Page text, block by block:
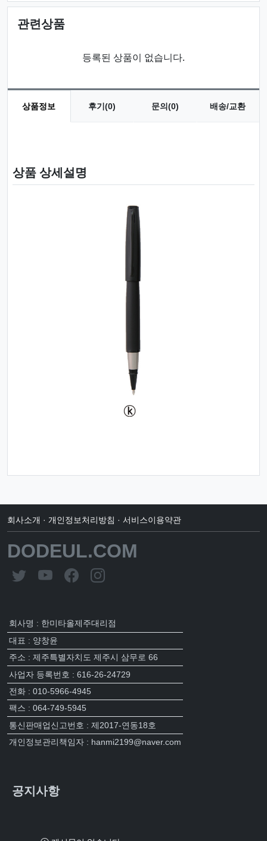
관련상품
등록된 상품이 없습니다.
상품정보 후기(0) 문의(0) 배송/교환
상품 상세설명
회사소개 · 개인정보처리방침 · 서비스이용약관
DODEUL.COM
회사명 : 한미타올제주대리점
대표 : 양창윤
주소 : 제주특별자치도 제주시 삼무로 66
사업자 등록번호 : 616-26-24729
전화 : 010-5966-4945
팩스 : 064-749-5945
통신판매업신고번호 : 제2017-연동18호
개인정보관리책임자 : hanmi2199@naver.com
공지사항